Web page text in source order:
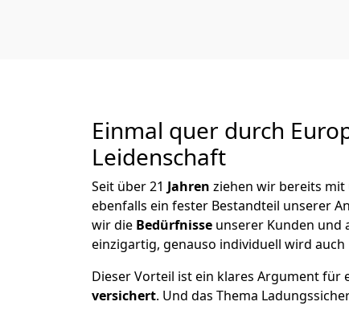
Einmal quer durch
Leidenschaft
Seit über21 Jahren ziehen wir bereits
ebenfalls ein fester Bestandteil unserer
wir die Bedürfnisse unserer Kunden und
einzigartig, genauso individuell wird
Dieser Vorteil ist ein klares Argument für
versichert. Und das Thema